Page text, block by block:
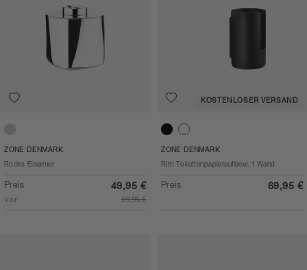
Polished Steel
ZONE DENMARK
Rocks Eiseimer
Preis 49,95 €
Vor 69,95 €
KOSTENLOSER VERSAND
BlackWhite
ZONE DENMARK
Rim Toilettenpapieraufbew. f Wand
Preis 69,95 €